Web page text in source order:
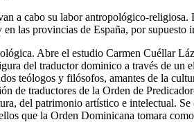
a cabo su labor antropológico-
las provincias de España, por supuesto
Abre el estudio Carmen Cuéllar
del traductor dominico a través de
teólogos y filósofos, amantes de la
de traductores de la Orden de
del patrimonio artístico e intelectual.
que la Orden Dominicana tomara